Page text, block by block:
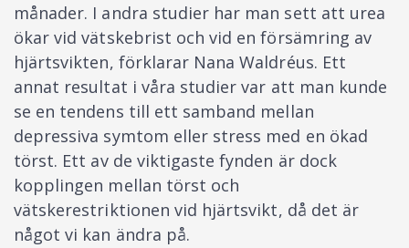
månader. I andra studier har man sett att urea
ökar vid vätskebrist och vid en försämring av
hjärtsvikten, förklarar Nana Waldréus. Ett
annat resultat i våra studier var att man kunde
se en tendens till ett samband mellan
depressiva symtom eller stress med en ökad
törst. Ett av de viktigaste fynden är dock
kopplingen mellan törst och
vätskerestriktionen vid hjärtsvikt, då det är
något vi kan ändra på.